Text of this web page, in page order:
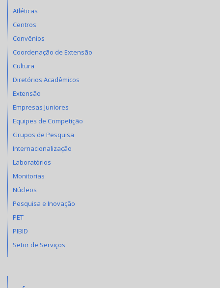
Atléticas
Centros
Convênios
Coordenação de Extensão
Cultura
Diretórios Acadêmicos
Extensão
Empresas Juniores
Equipes de Competição
Grupos de Pesquisa
Internacionalização
Laboratórios
Monitorias
Núcleos
Pesquisa e Inovação
PET
PIBID
Setor de Serviços